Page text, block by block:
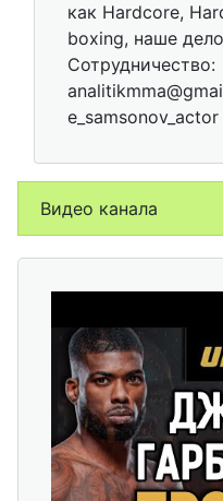
как Hardcore,
boxing, наше
Сотрудничество:
e_samsonov_actor
Видео канала